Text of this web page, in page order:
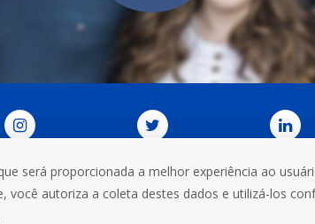
CONTATOS VIEW IN ENGLISH
3000, Bairro Universitário. CEP: 98700-000
será proporcionada a melhor experiência ao
você autoriza a coleta destes dados e utilizá-los